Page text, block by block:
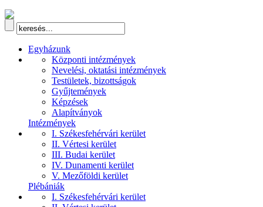
Egyházunk
Központi intézmények
Nevelési, oktatási intézmények
Testületek, bizottságok
Gyűjtemények
Képzések
Alapítványok
Intézmények
I. Székesfehérvári kerület
II. Vértesi kerület
III. Budai kerület
IV. Dunamenti kerület
V. Mezőföldi kerület
Plébániák
I. Székesfehérvári kerület